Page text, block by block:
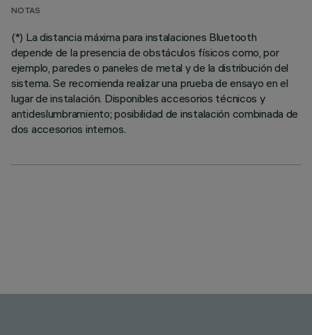
NOTAS
(*) La distancia máxima para instalaciones Bluetooth
depende de la presencia de obstáculos físicos como, por
ejemplo, paredes o paneles de metal y de la distribución del
sistema. Se recomienda realizar una prueba de ensayo en el
lugar de instalación. Disponibles accesorios técnicos y
antideslumbramiento; posibilidad de instalación combinada de
dos accesorios internos.